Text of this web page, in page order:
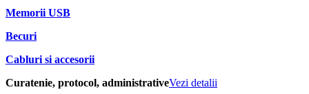
Memorii USB
Becuri
Cabluri si accesorii
Curatenie, protocol, administrativeVezi detalii